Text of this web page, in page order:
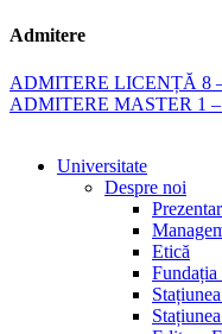
Admitere
ADMITERE LICENȚĂ 8
ADMITERE MASTER 1 –
Universitate
Despre noi
Etică